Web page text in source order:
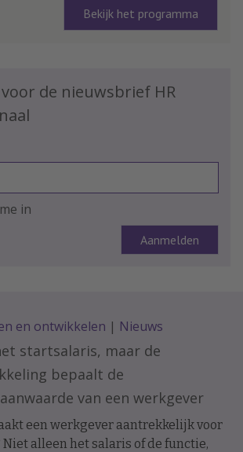
Bekijk het programma
de nieuwsbrief HR
in
en ontwikkelen | Nieuws
startsalaris, maar de
bepaalt de
van een werkgever
een werkgever aantrekkelijk voor
alleen het salaris of de functie,